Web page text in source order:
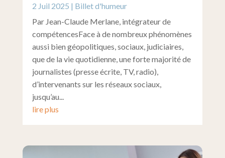
2 Juil 2025 | Billet d'humeur
Par Jean-Claude Merlane, intégrateur de
compétencesFace à de nombreux phénomènes
aussi bien géopolitiques, sociaux, judiciaires,
que de la vie quotidienne, une forte majorité de
journalistes (presse écrite, TV, radio),
d’intervenants sur les réseaux sociaux,
jusqu’au...
lire plus